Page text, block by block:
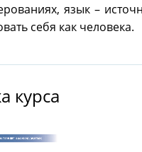
язык –
себя как человека.
курса